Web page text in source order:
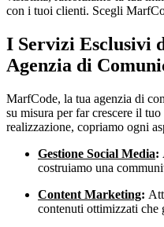
con i tuoi clienti. Scegli
I Servizi Esclusivi
Agenzia di
MarfCode, la tua agenzia di
su misura per far crescere il
realizzazione, copriamo ogni
Gestione Social Media:
costruiamo una
Content Marketing:
contenuti ottimizzati che